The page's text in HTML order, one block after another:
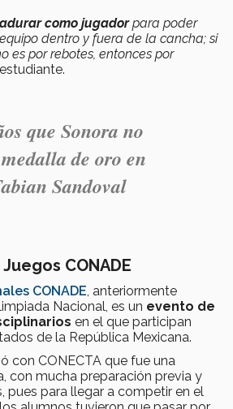
como jugadorpara poder
dentro y fuera de la cancha; si
es por rebotes, entonces por
que Sonora no
de oro en
Sandoval
CONADE
CONADE, anteriormente
Nacional, es un evento de
en el que participan
de la República Mexicana.
con CONECTA que fue una
con mucha preparación previa y
pues para llegar a competir en el